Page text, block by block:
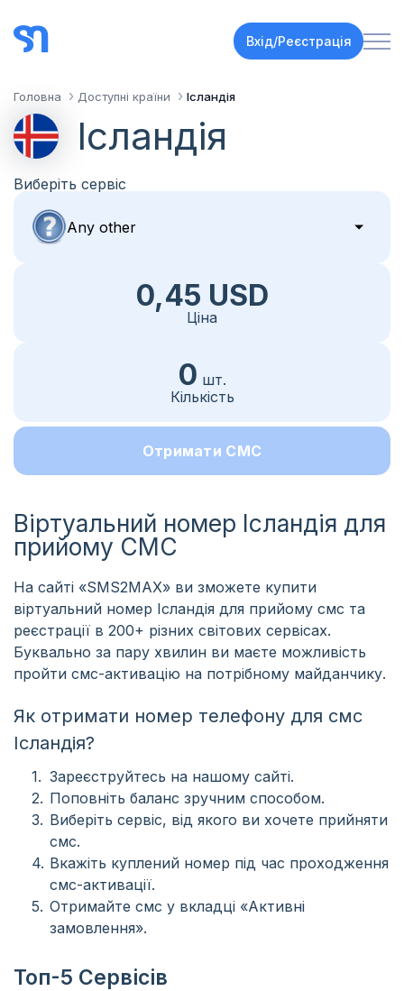
Вхід/Реєстрація
Головна Доступні країни Ісландія
Ісландія
Виберіть сервіс
0,45 USD
Ціна
0 шт.
Кількість
Отримати СМС
Віртуальний номер Ісландія для
прийому СМС
На сайті «SMS2MAX» ви зможете купити
віртуальний номер Ісландія для прийому смс та
реєстрації в 200+ різних світових сервісах.
Буквально за пару хвилин ви маєте можливість
пройти смс-активацію на потрібному майданчику.
Як отримати номер телефону для смс
Ісландія?
Зареєструйтесь на нашому сайті.
Поповніть баланс зручним способом.
Виберіть сервіс, від якого ви хочете прийняти
смс.
Вкажіть куплений номер під час проходження
смс-активації.
Отримайте смс у вкладці «Активні
замовлення».
Топ-5 Сервісів